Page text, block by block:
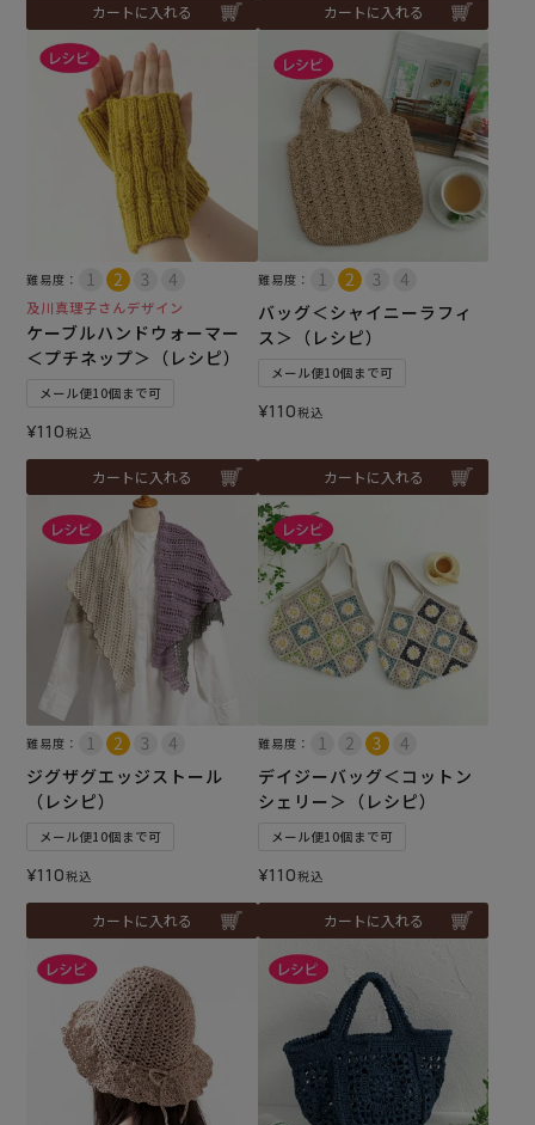
カートに入れる カートに入れる
難易度：
及川真理子さんデザイン
ケーブルハンドウォーマー
＜プチネップ＞（レシピ）
メール便10個まで可
¥110税込
カートに入れる
難易度：
バッグ＜シャイニーラフィ
ス＞（レシピ）
メール便10個まで可
¥110税込
カートに入れる
難易度：
ジグザグエッジストール
（レシピ）
メール便10個まで可
¥110税込
カートに入れる
難易度：
デイジーバッグ＜コットン
シェリー＞（レシピ）
メール便10個まで可
¥110税込
カートに入れる